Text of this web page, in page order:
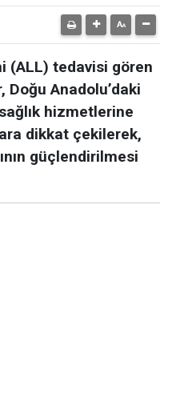
(ALL) tedavisi gören
Doğu Anadolu’daki
hizmetlerine
dikkat çekilerek,
güçlendirilmesi